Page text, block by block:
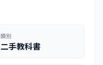
類別
二手教科書